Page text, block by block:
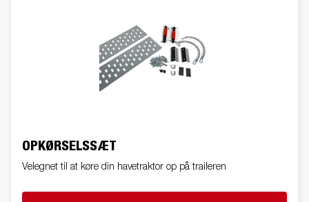
OPKØRSELSSÆT
Velegnet til at køre din havetraktor op på traileren